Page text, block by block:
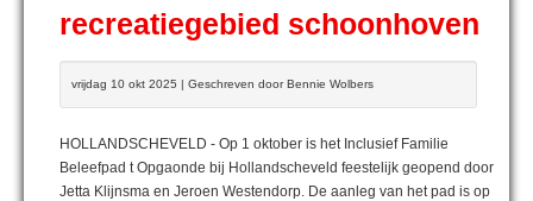
recreatiegebied schoonhoven
vrijdag 10 okt 2025 | Geschreven door Bennie Wolbers
HOLLANDSCHEVELD - Op 1 oktober is het Inclusief Familie
Beleefpad t Opgaonde bij Hollandscheveld feestelijk geopend door
Jetta Klijnsma en Jeroen Westendorp. De aanleg van het pad is op